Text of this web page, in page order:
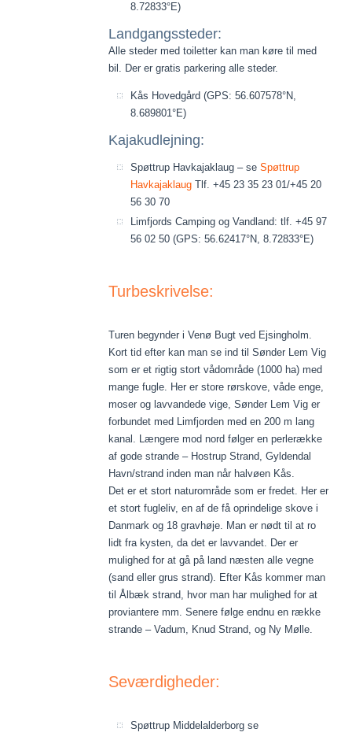
8.72833°E)
Landgangssteder:
Alle steder med toiletter kan man køre til med
bil. Der er gratis parkering alle steder.
Kås Hovedgård (GPS: 56.607578°N,
8.689801°E)
Kajakudlejning:
Spøttrup Havkajaklaug – seSpøttrup
Havkajaklaug Tlf. +45 23 35 23 01/+45 20
56 30 70
Limfjords Camping og Vandland: tlf. +45 97
56 02 50 (GPS: 56.62417°N, 8.72833°E)
Turbeskrivelse:
Turen begynder i Venø Bugt ved Ejsingholm.
Kort tid efter kan man se ind til Sønder Lem Vig
som er et rigtig stort vådområde (1000 ha) med
mange fugle. Her er store rørskove, våde enge,
moser og lavvandede vige, Sønder Lem Vig er
forbundet med Limfjorden med en 200 m lang
kanal. Længere mod nord følger en perlerække
af gode strande – Hostrup Strand, Gyldendal
Havn/strand inden man når halvøen Kås.
Det er et stort naturområde som er fredet. Her er
et stort fugleliv, en af de få oprindelige skove i
Danmark og 18 gravhøje. Man er nødt til at ro
lidt fra kysten, da det er lavvandet. Der er
mulighed for at gå på land næsten alle vegne
(sand eller grus strand). Efter Kås kommer man
til Ålbæk strand, hvor man har mulighed for at
proviantere mm. Senere følge endnu en række
strande – Vadum, Knud Strand, og Ny Mølle.
Seværdigheder:
Spøttrup Middelalderborg se